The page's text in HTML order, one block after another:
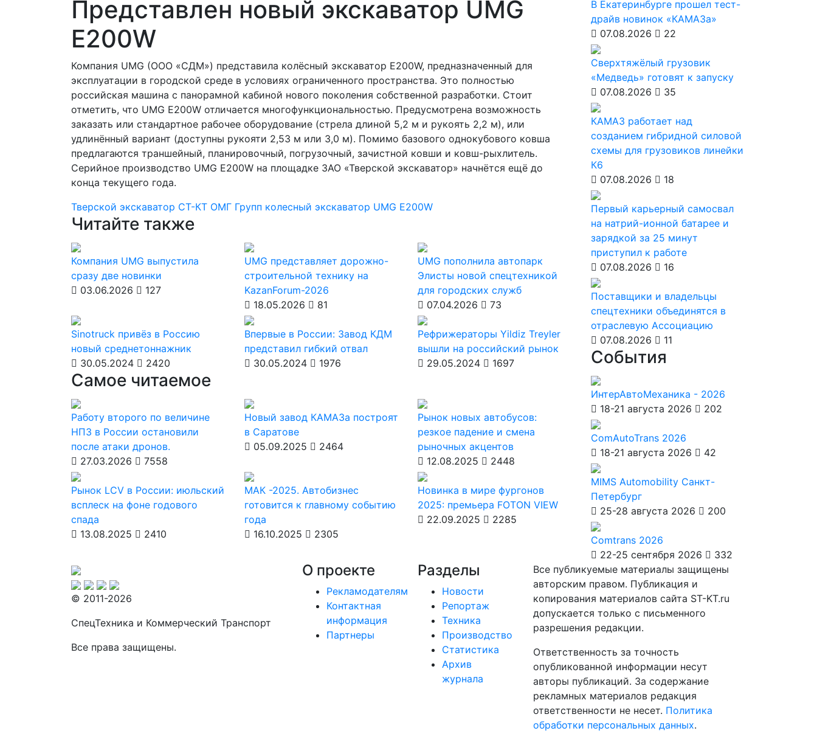
Представлен новый экскаватор UMG
E200W
Компания UMG (ООО «СДМ») представила колёсный экскаватор E200W, предназначенный для
эксплуатации в городской среде в условиях ограниченного пространства. Это полностью
российская машина с панорамной кабиной нового поколения собственной разработки. Стоит
отметить, что UMG E200W отличается многофункциональностью. Предусмотрена возможность
заказать или стандартное рабочее оборудование (стрела длиной 5,2 м и рукоять 2,2 м), или
удлинённый вариант (доступны рукояти 2,53 м или 3,0 м). Помимо базового однокубового ковша
предлагаются траншейный, планировочный, погрузочный, зачистной ковши и ковш-рыхлитель.
Серийное производство UMG E200W на площадке ЗАО «Тверской экскаватор» начнётся ещё до
конца текущего года.
Тверской экскаватор СТ-КТ ОМГ Групп колесный экскаватор UMG E200W
Читайте также
Компания UMG выпустила
сразу две новинки
03.06.2026
127
UMG представляет дорожно-
строительной технику на
KazanForum-2026
18.05.2026
81
UMG пополнила автопарк
Элисты новой спецтехникой
для городских служб
07.04.2026
73
Sinotruck привёз в Россию
новый среднетоннажник
30.05.2024
2420
Впервые в России: Завод КДМ
представил гибкий отвал
30.05.2024
1976
Рефрижераторы Yildiz Treyler
вышли на российский рынок
29.05.2024
1697
Самое читаемое
Работу второго по величине
НПЗ в России остановили
после атаки дронов.
27.03.2026
7558
Новый завод КАМАЗа построят
в Саратове
05.09.2025
2464
Рынок новых автобусов:
резкое падение и смена
рыночных акцентов
12.08.2025
2448
Рынок LCV в России: июльский
всплеск на фоне годового
спада
13.08.2025
2410
МАК -2025. Автобизнес
готовится к главному событию
года
16.10.2025
2305
Новинка в мире фургонов
2025: премьера FOTON VIEW
22.09.2025
2285
В Екатеринбурге прошел тест-
драйв новинок «КАМАЗа»
07.08.2026
22
Сверхтяжёлый грузовик
«Медведь» готовят к запуску
07.08.2026
35
КАМАЗ работает над
созданием гибридной силовой
схемы для грузовиков линейки
К6
07.08.2026
18
Первый карьерный самосвал
на натрий-ионной батарее и
зарядкой за 25 минут
приступил к работе
07.08.2026
16
Поставщики и владельцы
спецтехники объединятся в
отраслевую Ассоциацию
07.08.2026
11
События
ИнтерАвтоМеханика - 2026
18-21 августа 2026
202
ComAutoTrans 2026
18-21 августа 2026
42
MIMS Automobility Санкт-
Петербург
25-28 августа 2026
200
Comtrans 2026
22-25 сентября 2026
332
© 2011-2026
СпецТехника и Коммерческий Транспорт
Все права защищены.
О проекте
Рекламодателям
Контактная
информация
Партнеры
Разделы
Новости
Репортаж
Техника
Производство
Статистика
Архив
журнала
Все публикуемые материалы защищены
авторским правом. Публикация и
копирования материалов сайта ST-KT.ru
допускается только с письменного
разрешения редакции.
Ответственность за точность
опубликованной информации несут
авторы публикаций. За содержание
рекламных материалов редакция
ответственности не несет. Политика
обработки персональных данных.